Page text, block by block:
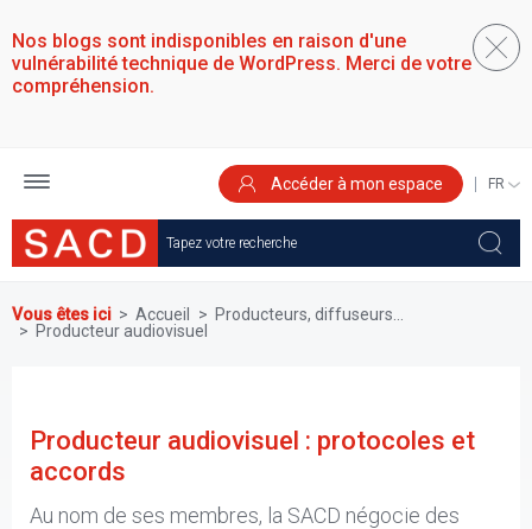
au
contenu
principal
Nos blogs sont indisponibles en raison d'une
vulnérabilité technique de WordPress. Merci de votre
compréhension.
Accéder à mon espace
YOUR
Vous êtes ici Accueil
Producteurs, diffuseurs...
Producteur audiovisuel
Producteur audiovisuel : protocoles et
accords
Au nom de ses membres, la SACD négocie des